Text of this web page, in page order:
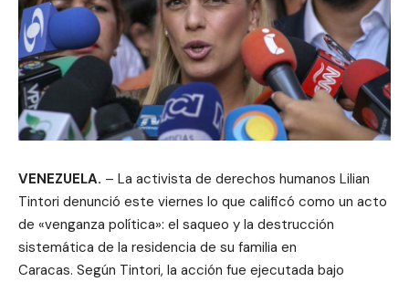
VENEZUELA. – La activista de derechos humanos Lilian
Tintori denunció este viernes lo que calificó como un acto
de «venganza política»: el saqueo y la destrucción
sistemática de la residencia de su familia en
Caracas. Según Tintori, la acción fue ejecutada bajo